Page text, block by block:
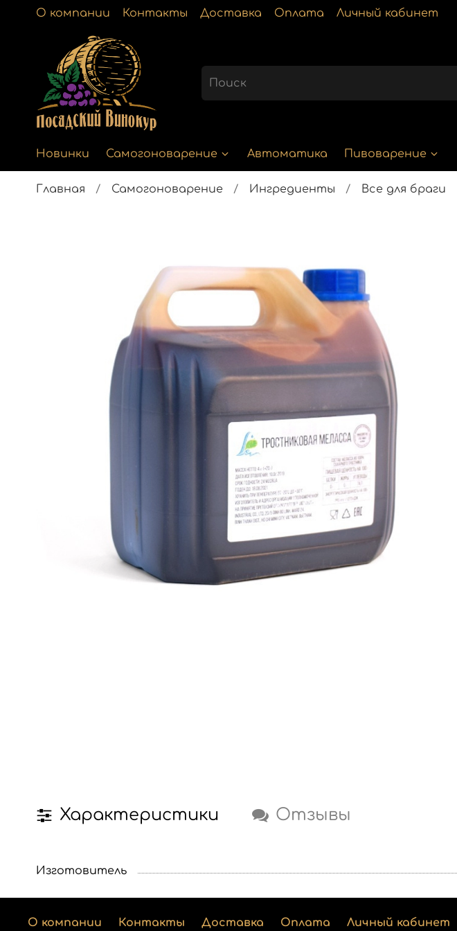
О компании Контакты Доставка Оплата Личный кабинет
Новинки Самогоноварение Автоматика Пивоварение
Главная Самогоноварение Ингредиенты Все для браги
Характеристики Отзывы
Изготовитель
О компании Контакты Доставка Оплата Личный кабинет